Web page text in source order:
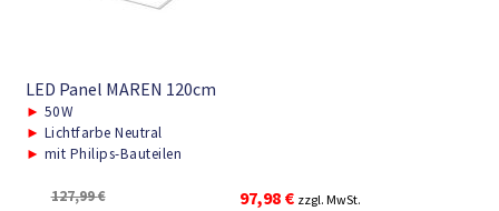
LED Panel MAREN 120cm
► 50W
► Lichtfarbe Neutral
► mit Philips-Bauteilen
127,99€
Ursprünglicher
97,98 €Aktueller
zzgl. MwSt.